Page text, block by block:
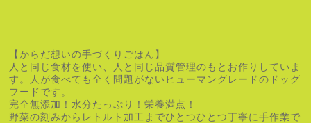
【からだ想いの手づくりごはん】
人と同じ食材を使い、人と同じ品質管理のもとお作りしていま
す。人が食べても全く問題がないヒューマングレードのドッグ
フードです。
完全無添加！水分たっぷり！栄養満点！
野菜の刻みからレトルト加工までひとつひとつ丁寧に手作業で